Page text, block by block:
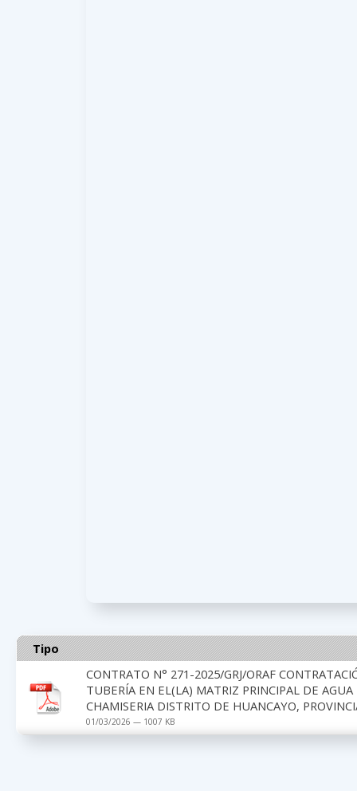
Tipo
CONTRATO N° 271-2025/GRJ/ORAF
TUBERÍA EN EL(LA) MATRIZ PRINCIPAL DE
CHAMISERIA DISTRITO DE HUANCAYO,
01/03/2026 — 1007 KB